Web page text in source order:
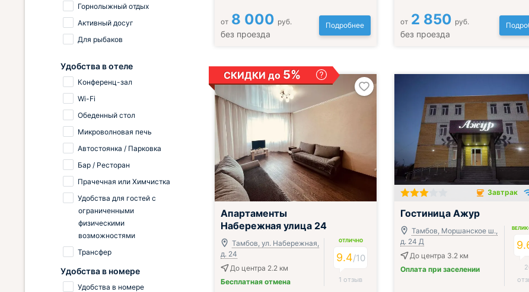
от 8 000 руб.
без проезда
Подробнее от 2 850 руб.
без проезда
СКИДКИ до 5%
Апартаменты
Набережная улица 24
Тамбов, ул. Набережная,
д. 24
До центра 2.2 км
Бесплатная отмена
ОТЛИЧНО
9.4/10
1 отзыв
Завтрак включён
Завтрак
Гостиница Ажур
Тамбов, Моршанское ш.,
д. 24 Д
До центра 3.2 км
Оплата при заселении
Горнолыжный отдых
Активный досуг
Для рыбаков
Удобства в отеле
Конференц-зал
Wi-Fi
Обеденный стол
Микроволновая печь
Автостоянка / Парковка
Бар / Ресторан
Прачечная или Химчистка
Удобства для гостей с
ограниченными
физическими
возможностями
Трансфер
Удобства в номере
Удобства в номере